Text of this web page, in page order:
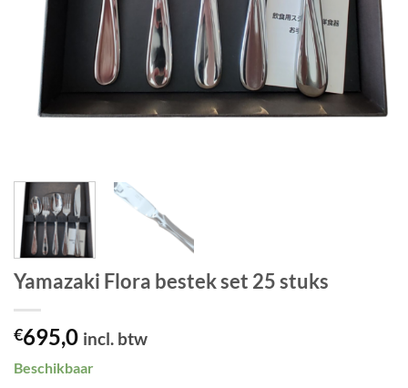
Yamazaki Flora bestek set 25 stuks
€695,0 incl. btw
Beschikbaar